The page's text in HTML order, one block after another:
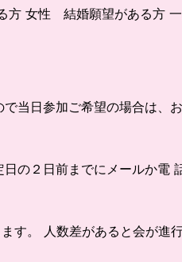
女性 結婚願望がある方 一
当日参加ご希望の場合は、
の２日前までにメールか電
す。 人数差があると会が進